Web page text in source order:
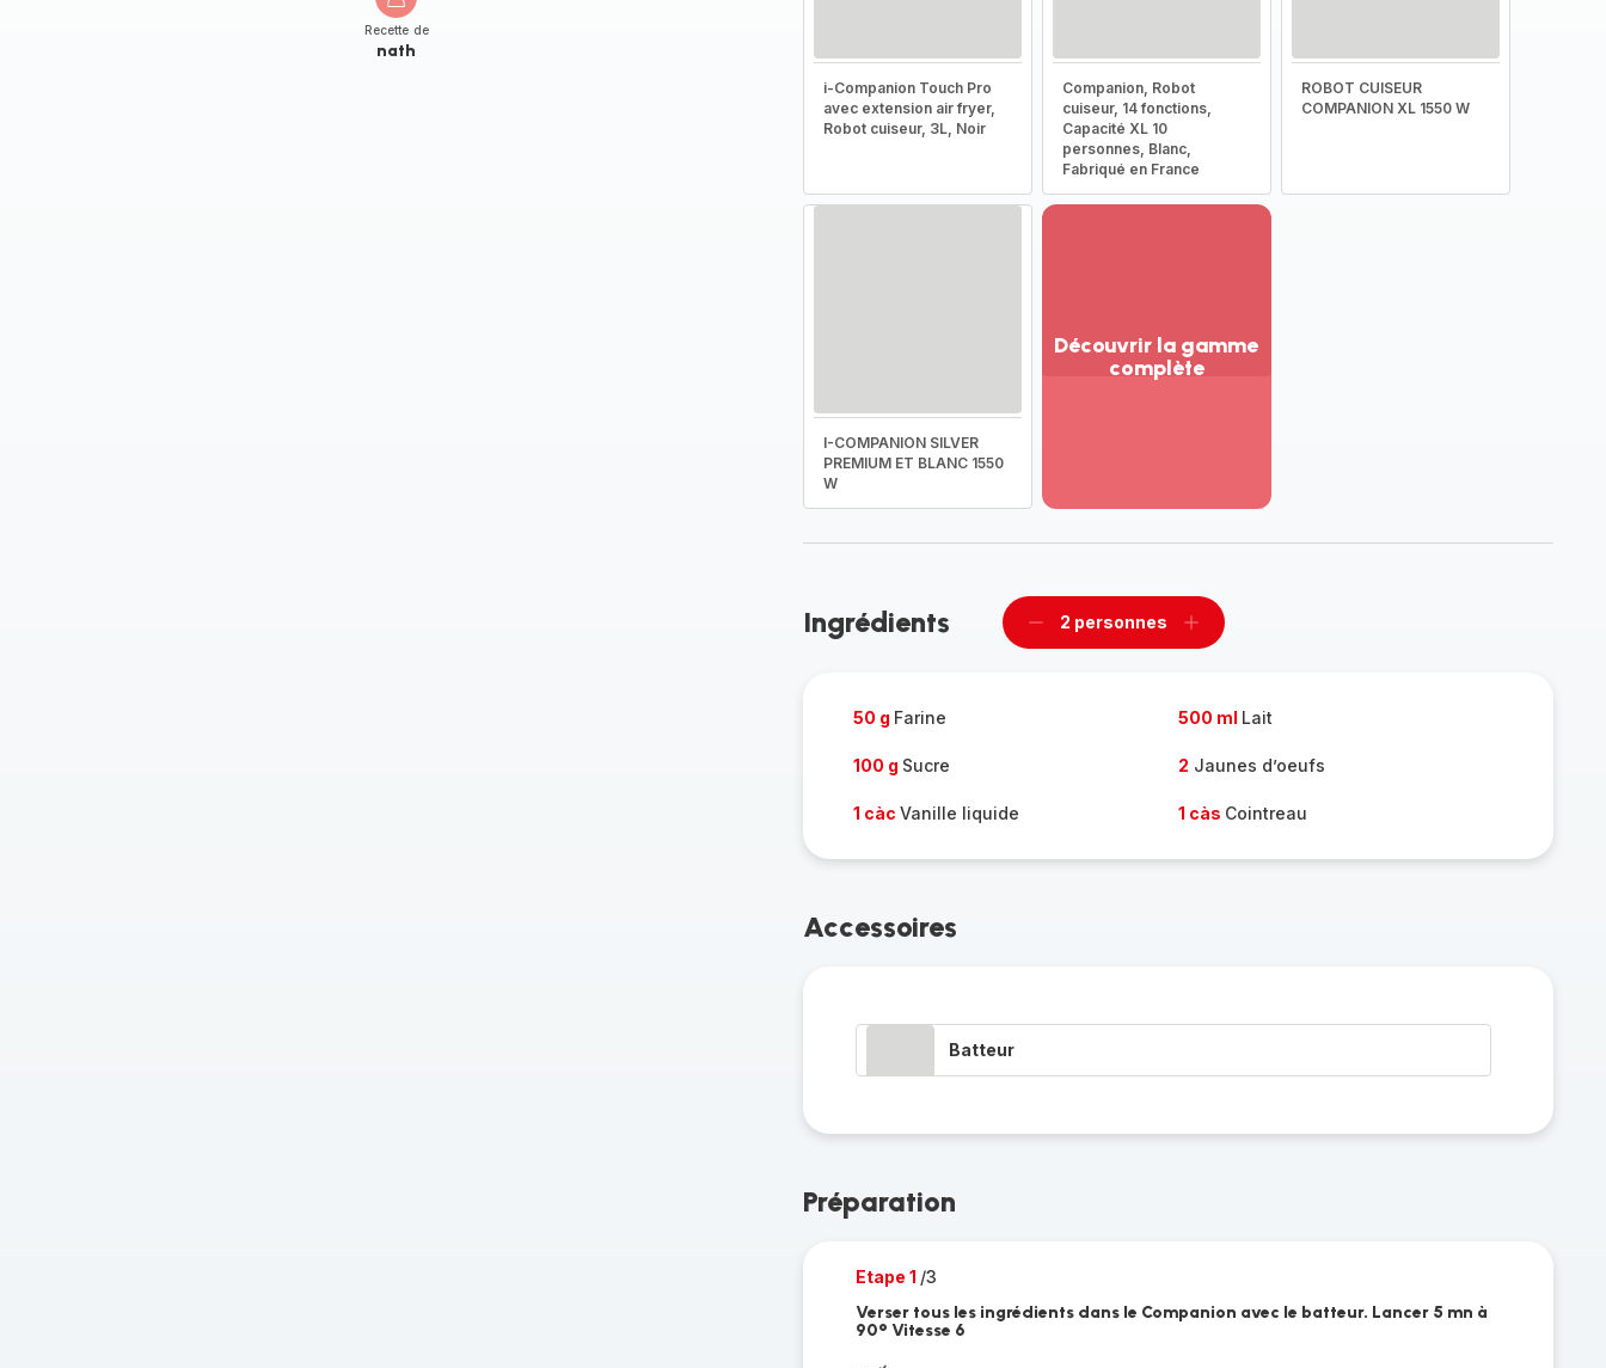
Recette de
nath
i-Companion Touch Pro
avec extension air fryer,
Robot cuiseur, 3L, Noir
Companion, Robot
cuiseur, 14 fonctions,
Capacité XL 10
personnes, Blanc,
Fabriqué en France
ROBOT CUISEUR
COMPANION XL 1550 W
I-COMPANION SILVER
PREMIUM ET BLANC 1550
W
Découvrir la gamme
complète
gamme
Ingrédients
Supprimer
2 personnes
Ajouter
50 g Farine 500 ml Lait
100 g Sucre 2 Jaunes d’oeufs
1 càc Vanille liquide 1 càs Cointreau
Accessoires
Batteur
Préparation
Etape 1 /3
Verser tous les ingrédients dans le Companion avec le batteur. Lancer 5 mn à
90° Vitesse 6